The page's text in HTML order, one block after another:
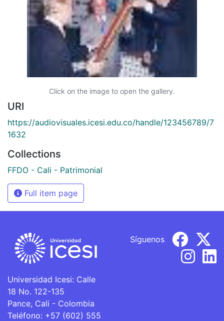
Click on the image to open the gallery.
URI
https://audiovisuales.icesi.edu.co/handle/123456789/7
1632
Collections
FFDO - Cali - Patrimonial
Full item page
Universidad Icesi: Calle
18 No. 122-135
Pance, Cali - Colombia
Teléfono: +57 (602) 555
Síguenos